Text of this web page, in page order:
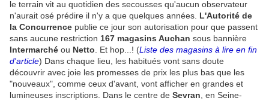
le terrain vit au quotidien des secousses qu'aucun observateur
n'aurait osé prédire il n'y a que quelques années. L'Autorité de
la Concurrence publie ce jour son autorisation pour que passent
sans aucune restriction 167 magasins Auchan sous bannière
Intermarché ou Netto . Et hop...! (Liste des magasins à lire en fin
d'article) Dans chaque lieu, les habitués vont sans doute
découvrir avec joie les promesses de prix les plus bas que les
"nouveaux", comme ceux d'avant, vont afficher en grandes et
lumineuses inscriptions. Dans le centre de Sevran , en Seine-